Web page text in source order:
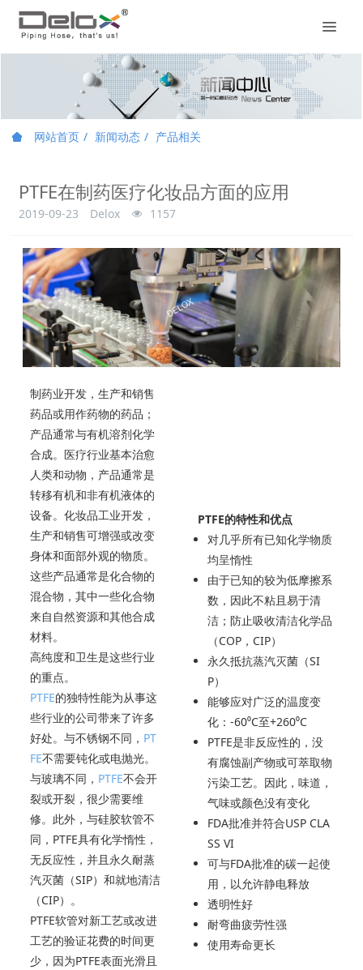
网站首页 新闻动态 产品相关
PTFE在制药医疗化妆品方面的应用
2019-09-23 Delox 1157
制药业开发，生产和销售
药品或用作药物的药品；
产品通常与有机溶剂化学
合成。医疗行业基本治愈
人类和动物，产品通常是
转移有机和非有机液体的
设备。化妆品工业开发，
生产和销售可增强或改变
身体和面部外观的物质。
这些产品通常是化合物的
混合物，其中一些化合物
来自自然资源和其他合成
材料。
高纯度和卫生是这些行业
的重点。
PTFE的独特性能为从事这
些行业的公司带来了许多
好处。与不锈钢不同， PT
FE不需要钝化或电抛光。
与玻璃不同， PTFE不会开
裂或开裂，很少需要维
修。此外，与硅胶软管不
同，PTFE具有化学惰性，
无反应性，并且永久耐蒸
汽灭菌（SIP）和就地清洁
（CIP）。
PTFE软管对新工艺或改进
工艺的验证花费的时间更
少，因为PTFE表面光滑且
PTFE的特性和优点
对几乎所有已知化学物质
均呈惰性
由于已知的较为低摩擦系
数，因此不粘且易于清
洁；防止吸收清洁化学品
（COP，CIP）
永久抵抗蒸汽灭菌（SI
P）
能够应对广泛的温度变
化：-60⁰C至+260⁰C
PTFE是非反应性的，没
有腐蚀副产物或可萃取物
污染工艺。因此，味道，
气味或颜色没有变化
FDA批准并符合USP CLA
SS VI
可与FDA批准的碳一起使
用，以允许静电释放
透明性好
耐弯曲疲劳性强
使用寿命更长